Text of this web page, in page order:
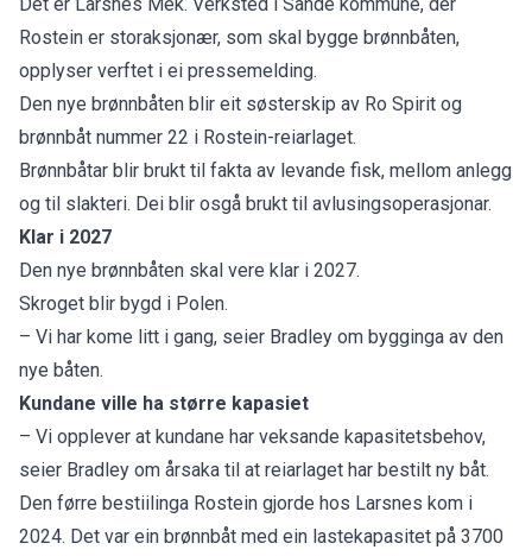
Rostein er storaksjonær, som skal bygge brønnbåten,
opplyser verftet i ei pressemelding.
Den nye brønnbåten blir eit søsterskip av Ro Spirit og
brønnbåt nummer 22 i Rostein-reiarlaget.
Brønnbåtar blir brukt til fakta av levande fisk, mellom anlegg
og til slakteri. Dei blir osgå brukt til avlusingsoperasjonar.
Klar i 2027
Den nye brønnbåten skal vere klar i 2027.
Skroget blir bygd i Polen.
– Vi har kome litt i gang, seier Bradley om bygginga av den
nye båten.
Kundane ville ha større kapasiet
– Vi opplever at kundane har veksande kapasitetsbehov,
seier Bradley om årsaka til at reiarlaget har bestilt ny båt.
Den førre bestiilinga Rostein gjorde hos Larsnes kom i
2024. Det var ein brønnbåt med ein lastekapasitet på 3700